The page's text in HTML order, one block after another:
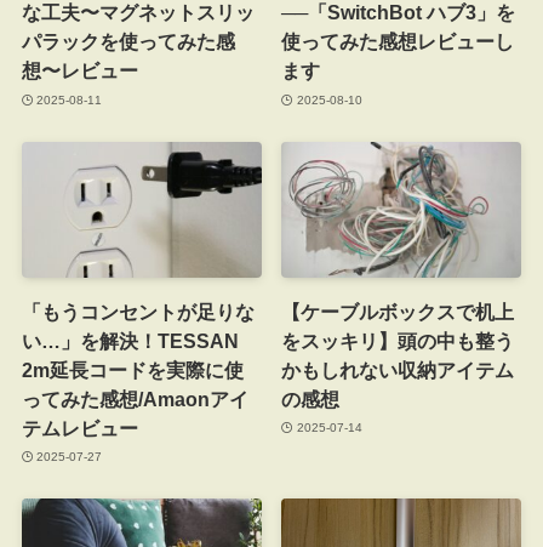
な工夫〜マグネットスリッ
パラックを使ってみた感
想〜レビュー
2025-08-11
──「SwitchBot ハブ3」を
使ってみた感想レビューし
ます
2025-08-10
「もうコンセントが足りな
い…」を解決！TESSAN
2m延長コードを実際に使
ってみた感想/Amaonアイ
テムレビュー
2025-07-27
【ケーブルボックスで机上
をスッキリ】頭の中も整う
かもしれない収納アイテム
の感想
2025-07-14